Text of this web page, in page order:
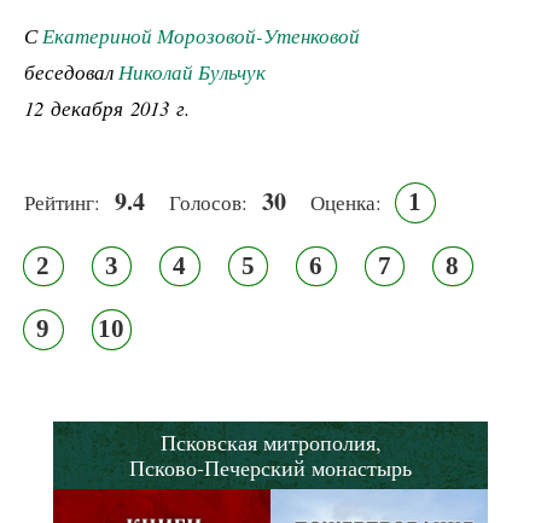
СЕкатериной Морозовой-Утенковой
беседовалНиколай Бульчук
12 декабря 2013 г.
Рейтинг: 9.4 Голосов: 30 Оценка: 1
2 3 4 5 6 7 8
9 10
Псковская митрополия,
Псково-Печерский монастырь